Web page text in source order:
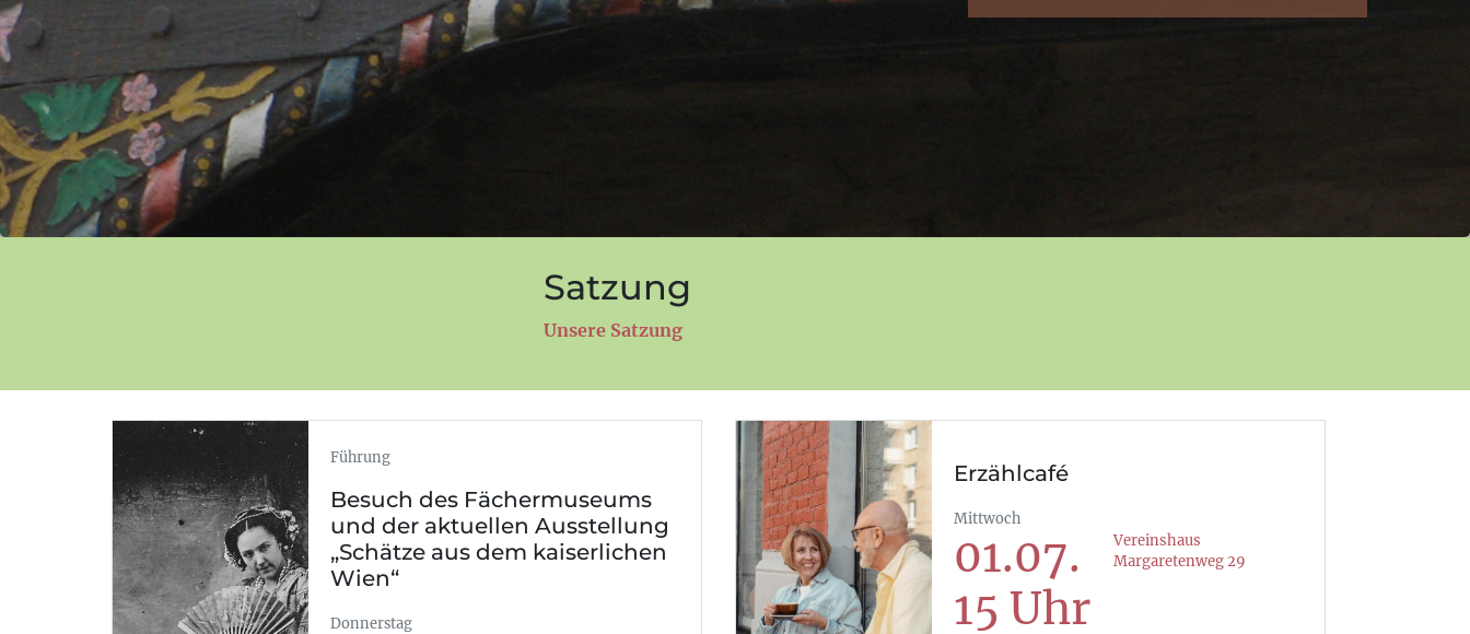
Satzung
Unsere Satzung
Führung
Besuch des Fächermuseums
und der aktuellen Ausstellung
„Schätze aus dem kaiserlichen
Wien“
Donnerstag
Erzählcafé
Mittwoch
01.07.
15 Uhr
Vereinshaus
Margaretenweg 29